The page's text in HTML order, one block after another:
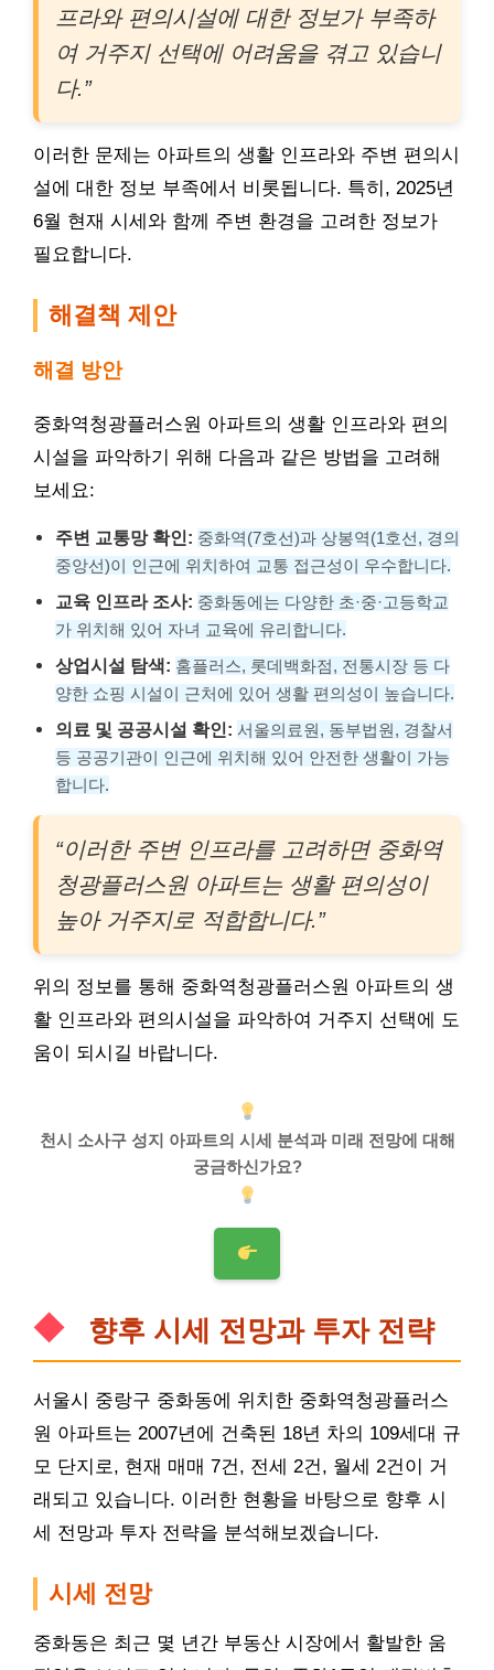
프라와 편의시설에 대한 정보가 부족하
여 거주지 선택에 어려움을 겪고 있습니
다.”
이러한 문제는 아파트의 생활 인프라와 주변 편의시
설에 대한 정보 부족에서 비롯됩니다. 특히, 2025년
6월 현재 시세와 함께 주변 환경을 고려한 정보가
필요합니다.
해결책 제안
해결 방안
중화역청광플러스원 아파트의 생활 인프라와 편의
시설을 파악하기 위해 다음과 같은 방법을 고려해
보세요:
주변 교통망 확인: 중화역(7호선)과 상봉역(1호선, 경의
중앙선)이 인근에 위치하여 교통 접근성이 우수합니다.
교육 인프라 조사: 중화동에는 다양한 초·중·고등학교
가 위치해 있어 자녀 교육에 유리합니다.
상업시설 탐색: 홈플러스, 롯데백화점, 전통시장 등 다
양한 쇼핑 시설이 근처에 있어 생활 편의성이 높습니다.
의료 및 공공시설 확인: 서울의료원, 동부법원, 경찰서
등 공공기관이 인근에 위치해 있어 안전한 생활이 가능
합니다.
“이러한 주변 인프라를 고려하면 중화역
청광플러스원 아파트는 생활 편의성이
높아 거주지로 적합합니다.”
위의 정보를 통해 중화역청광플러스원 아파트의 생
활 인프라와 편의시설을 파악하여 거주지 선택에 도
움이 되시길 바랍니다.
천시 소사구 성지 아파트의 시세 분석과 미래 전망에 대해
궁금하신가요?
향후 시세 전망과 투자 전략
서울시 중랑구 중화동에 위치한 중화역청광플러스
원 아파트는 2007년에 건축된 18년 차의 109세대 규
모 단지로, 현재 매매 7건, 전세 2건, 월세 2건이 거
래되고 있습니다. 이러한 현황을 바탕으로 향후 시
세 전망과 투자 전략을 분석해보겠습니다.
시세 전망
중화동은 최근 몇 년간 부동산 시장에서 활발한 움